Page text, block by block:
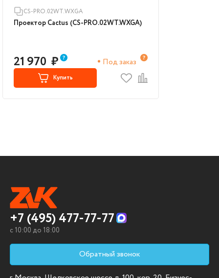
CS-PRO.02WT.WXGA
Проектор Cactus (CS-PRO.02WT.WXGA)
21 970 ₽ Под заказ
Купить
+7 (495) 477-77-77
c 10:00 до 18:00
Обратный звонок